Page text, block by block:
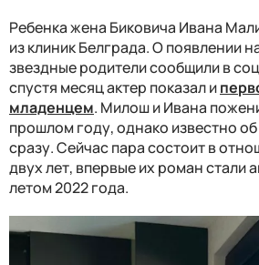
Ребенка жена Биковича Ивана
из клиник Белграда. О появлении
звездные родители сообщили в
спустя месяц актер показал и
младенцем. Милош и Ивана
прошлом году, однако известно
сразу. Сейчас пара состоит в
двух лет, впервые их роман стали
летом 2022 года.